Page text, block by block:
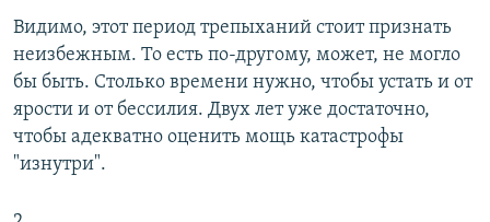
Видимо, этот период трепыханий стоит признать
неизбежным. То есть по-другому, может, не могло
бы быть. Столько времени нужно, чтобы устать и от
ярости и от бессилия. Двух лет уже достаточно,
чтобы адекватно оценить мощь катастрофы
"изнутри".